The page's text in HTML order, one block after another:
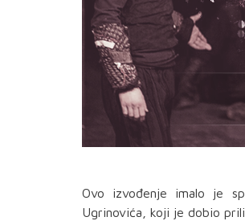
Ovo izvođenje imalo je
Ugrinovića, koji je dobio